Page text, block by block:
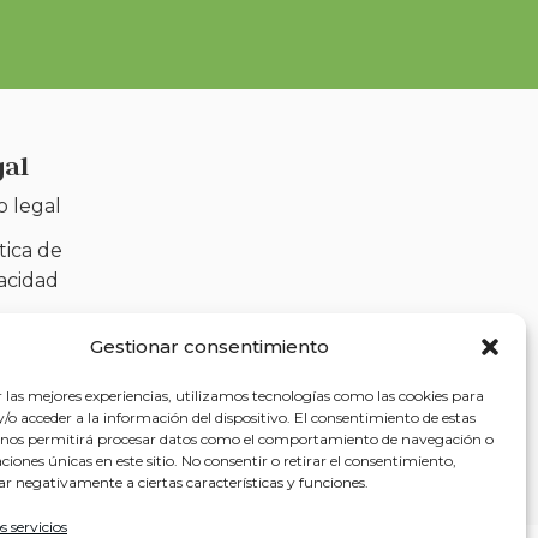
Gestionar consentimiento
las mejores experiencias, utilizamos tecnologías como las cookies para
o acceder a la información del dispositivo. El consentimiento de estas
permitirá procesar datos como el comportamiento de navegación o
únicas en este sitio. No consentir o retirar el consentimiento,
negativamente a ciertas características y funciones.
servicios
legal
de